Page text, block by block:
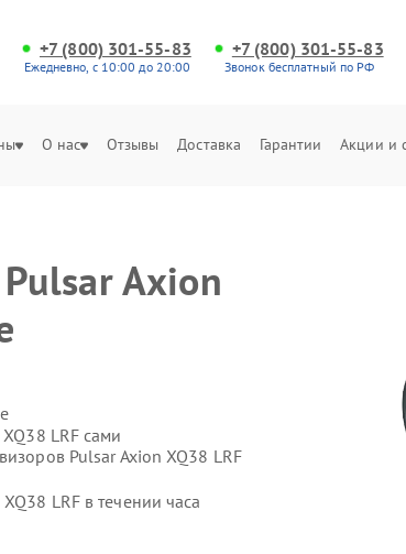
+7 (800) 301-55-83
Ежедневно, с 10:00 до 20:00
+7 (800) 301-55-83
Звонок бесплатный по РФ
О нас Отзывы Доставка Гарантии Акции и
Axion
LRF сами
Pulsar Axion XQ38 LRF
LRF в течении часа